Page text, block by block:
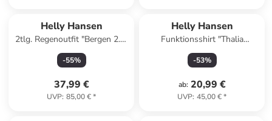
Helly Hansen
2tlg. Regenoutfit "Bergen 2.0"
in Rosa
-55%
37,99 €
UVP: 85,00 €*
Helly Hansen
Funktionsshirt "Thalia
Summer" in Dunkelblau/ Weiß
-53%
ab: 20,99 €
UVP: 45,00 €*